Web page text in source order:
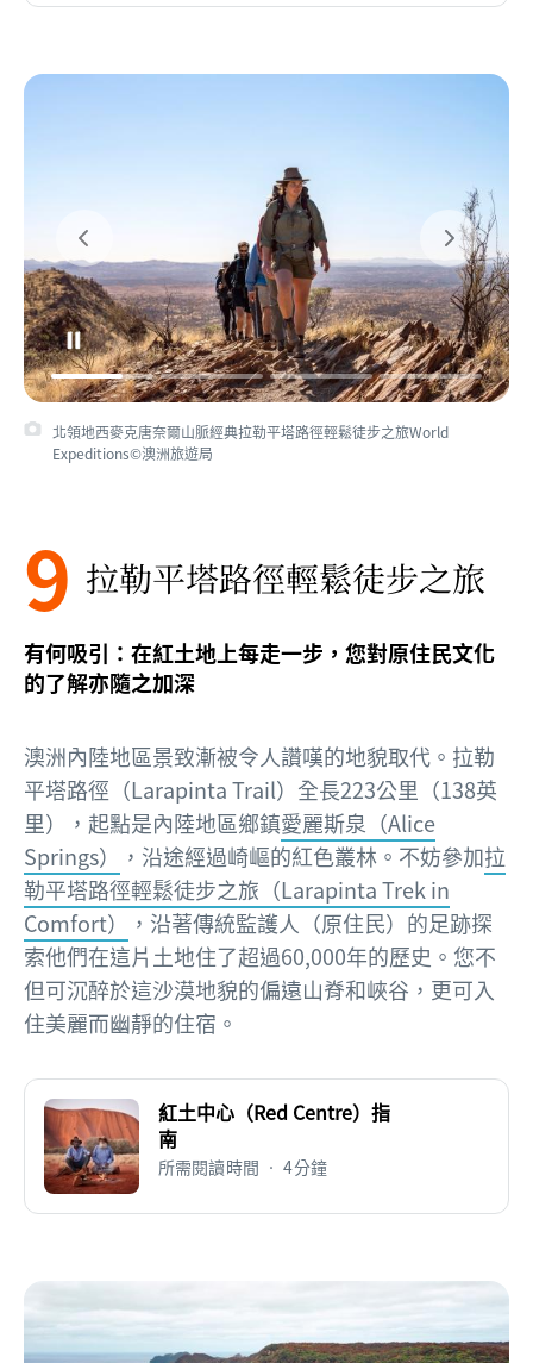
北領地西麥克唐奈爾山脈經典拉勒平塔路徑輕鬆徒步之旅World
Expeditions©澳洲旅遊局
9 拉勒平塔路徑輕鬆徒步之旅
有何吸引：在紅土地上每走一步，您對原住民文化
的了解亦隨之加深
澳洲內陸地區景致漸被令人讚嘆的地貌取代。拉勒
平塔路徑（Larapinta Trail）全長223公里（138英
里），起點是內陸地區鄉鎮愛麗斯泉（Alice
Springs）
，沿途經過崎嶇的紅色叢林。不妨參加拉
勒平塔路徑輕鬆徒步之旅（Larapinta Trek in
Comfort）
，沿著傳統監護人（原住民）的足跡探
索他們在這片土地住了超過60,000年的歷史。您不
但可沉醉於這沙漠地貌的偏遠山脊和峽谷，更可入
住美麗而幽靜的住宿。
紅土中心（Red Centre）指
南
所需閱讀時間 • 4分鐘